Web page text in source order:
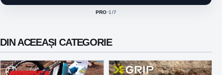
ACTIVE CLASS:
PRO·1 /7
DIN ACEEAȘI CATEGORIE